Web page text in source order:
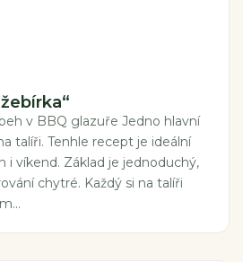
v BBQ glazuře Jedno hlavní
talíři. Tenhle recept je ideální
i víkend. Základ je jednoduchý,
chytré. Každý si na talíři